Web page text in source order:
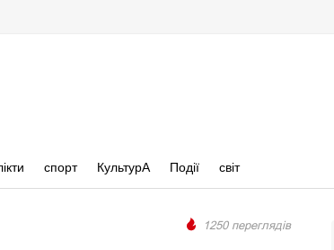
спорт КультурА Події світ
1250 переглядів